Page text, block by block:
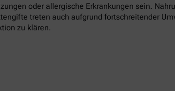
oder allergische Erkrankungen sein.
treten auch aufgrund fortschreitender
zu klären.